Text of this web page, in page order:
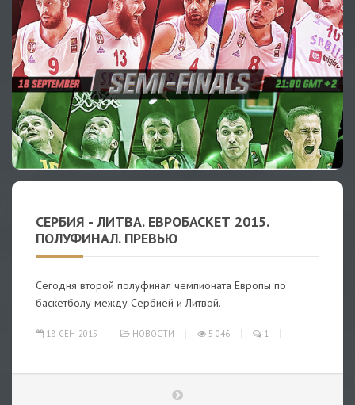
СЕРБИЯ - ЛИТВА. ЕВРОБАСКЕТ 2015.
ПОЛУФИНАЛ. ПРЕВЬЮ
Сегодня второй полуфинал чемпионата Европы по
баскетболу между Сербией и Литвой.
18-СЕН-2015 НОВОСТИ 5 046 1